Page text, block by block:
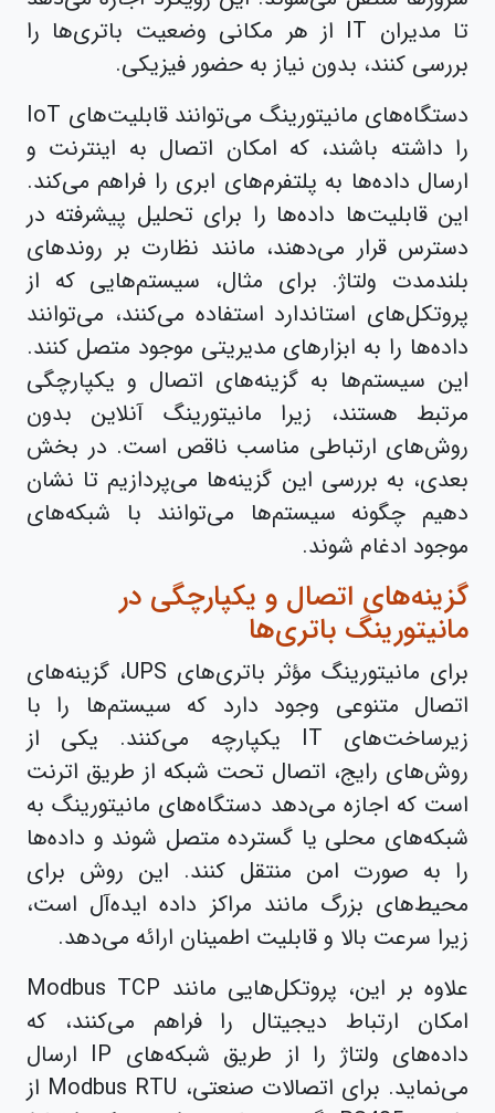
تا مدیران IT از هر مکانی وضعیت باتری‌ها را
بررسی کنند، بدون نیاز به حضور فیزیکی.
دستگاه‌های مانیتورینگ می‌توانند قابلیت‌های IoT
را داشته باشند، که امکان اتصال به اینترنت و
ارسال داده‌ها به پلتفرم‌های ابری را فراهم می‌کند.
این قابلیت‌ها داده‌ها را برای تحلیل پیشرفته در
دسترس قرار می‌دهند، مانند نظارت بر روندهای
بلندمدت ولتاژ. برای مثال، سیستم‌هایی که از
پروتکل‌های استاندارد استفاده می‌کنند، می‌توانند
داده‌ها را به ابزارهای مدیریتی موجود متصل کنند.
این سیستم‌ها به گزینه‌های اتصال و یکپارچگی
مرتبط هستند، زیرا مانیتورینگ آنلاین بدون
روش‌های ارتباطی مناسب ناقص است. در بخش
بعدی، به بررسی این گزینه‌ها می‌پردازیم تا نشان
دهیم چگونه سیستم‌ها می‌توانند با شبکه‌های
موجود ادغام شوند.
گزینه‌های اتصال و یکپارچگی در
مانیتورینگ باتری‌ها
برای مانیتورینگ مؤثر باتری‌های UPS، گزینه‌های
اتصال متنوعی وجود دارد که سیستم‌ها را با
زیرساخت‌های IT یکپارچه می‌کنند. یکی از
روش‌های رایج، اتصال تحت شبکه از طریق اترنت
است که اجازه می‌دهد دستگاه‌های مانیتورینگ به
شبکه‌های محلی یا گسترده متصل شوند و داده‌ها
را به صورت امن منتقل کنند. این روش برای
محیط‌های بزرگ مانند مراکز داده ایده‌آل است،
زیرا سرعت بالا و قابلیت اطمینان ارائه می‌دهد.
علاوه بر این، پروتکل‌هایی مانند Modbus TCP
امکان ارتباط دیجیتال را فراهم می‌کنند، که
داده‌های ولتاژ را از طریق شبکه‌های IP ارسال
می‌نماید. برای اتصالات صنعتی، Modbus RTU از